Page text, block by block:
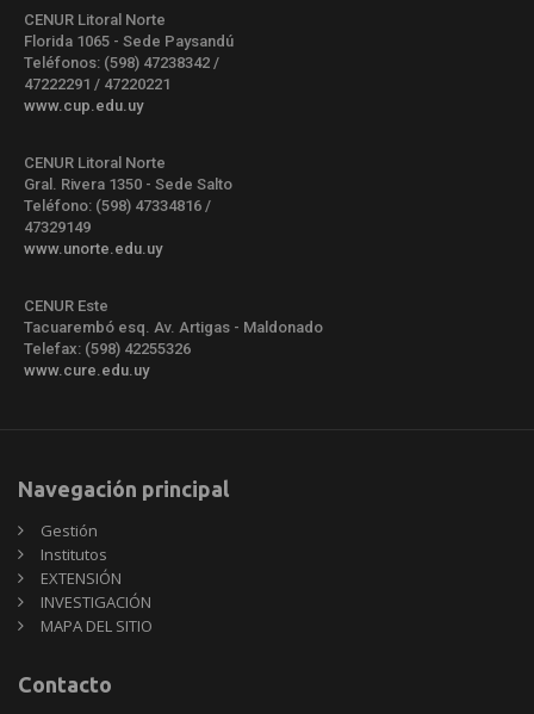
CENUR Litoral Norte
Florida 1065 - Sede Paysandú
Teléfonos: (598) 47238342 /
47222291 / 47220221
www.cup.edu.uy
CENUR Litoral Norte
Gral. Rivera 1350 - Sede Salto
Teléfono: (598) 47334816 /
47329149
www.unorte.edu.uy
CENUR Este
Tacuarembó esq. Av. Artigas - Maldonado
Telefax: (598) 42255326
www.cure.edu.uy
Navegación principal
Gestión
Institutos
EXTENSIÓN
INVESTIGACIÓN
MAPA DEL SITIO
Contacto